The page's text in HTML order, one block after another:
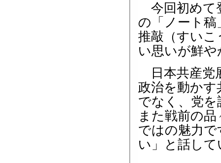
今回初めて
の「ノート稿
推敲（すいこ
い思いが鮮
日本共産党
政治を動か
でなく、党
また戦前の
ではの魅力
い」と話し